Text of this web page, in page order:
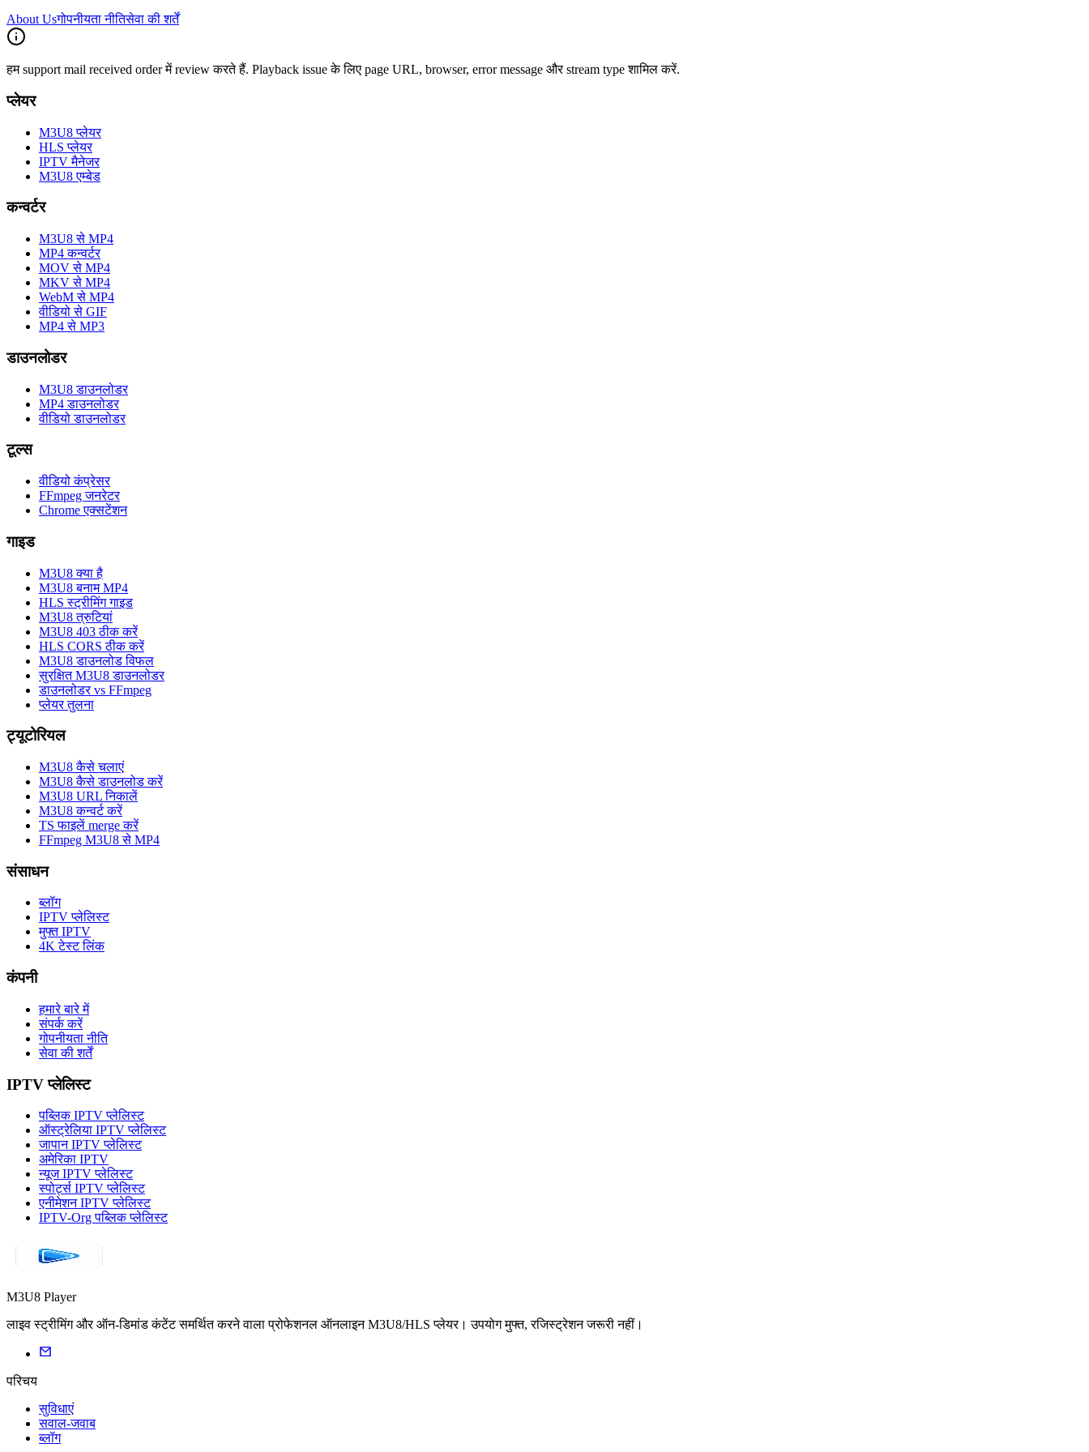
About Usगोपनीयता नीतिसेवा की शर्तें
हम support mail received order में review करते हैं. Playback issue के लिए page URL, browser, error message और stream type शामिल करें.
प्लेयर
M3U8 प्लेयर
HLS प्लेयर
IPTV मैनेजर
M3U8 एम्बेड
कन्वर्टर
M3U8 से MP4
MP4 कन्वर्टर
MOV से MP4
MKV से MP4
WebM से MP4
वीडियो से GIF
MP4 से MP3
डाउनलोडर
M3U8 डाउनलोडर
MP4 डाउनलोडर
वीडियो डाउनलोडर
टूल्स
वीडियो कंप्रेसर
FFmpeg जनरेटर
Chrome एक्सटेंशन
गाइड
M3U8 क्या है
M3U8 बनाम MP4
HLS स्ट्रीमिंग गाइड
M3U8 त्रुटियां
M3U8 403 ठीक करें
HLS CORS ठीक करें
M3U8 डाउनलोड विफल
सुरक्षित M3U8 डाउनलोडर
डाउनलोडर vs FFmpeg
प्लेयर तुलना
ट्यूटोरियल
M3U8 कैसे चलाएं
M3U8 कैसे डाउनलोड करें
M3U8 URL निकालें
M3U8 कन्वर्ट करें
TS फाइलें merge करें
FFmpeg M3U8 से MP4
संसाधन
ब्लॉग
IPTV प्लेलिस्ट
मुफ्त IPTV
4K टेस्ट लिंक
कंपनी
हमारे बारे में
संपर्क करें
गोपनीयता नीति
सेवा की शर्तें
IPTV प्लेलिस्ट
पब्लिक IPTV प्लेलिस्ट
ऑस्ट्रेलिया IPTV प्लेलिस्ट
जापान IPTV प्लेलिस्ट
अमेरिका IPTV
न्यूज IPTV प्लेलिस्ट
स्पोर्ट्स IPTV प्लेलिस्ट
एनीमेशन IPTV प्लेलिस्ट
IPTV-Org पब्लिक प्लेलिस्ट
M3U8 Player
लाइव स्ट्रीमिंग और ऑन-डिमांड कंटेंट समर्थित करने वाला प्रोफेशनल ऑनलाइन M3U8/HLS प्लेयर। उपयोग मुफ्त, रजिस्ट्रेशन जरूरी नहीं।
परिचय
सुविधाएं
सवाल-जवाब
ब्लॉग